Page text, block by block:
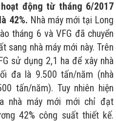
động từ tháng 6/2017
42%. Nhà máy mới tại Long
tháng 6 và VFG đã chuyển
sang nhà máy mới này. Trên
sử dụng 2,1 ha để xây nhà
đa là 9.500 tấn/năm (nhà
tấn/năm). Tuy nhiên hiện
nhà máy mới mới chỉ đạt
42% công suất thiết kế.